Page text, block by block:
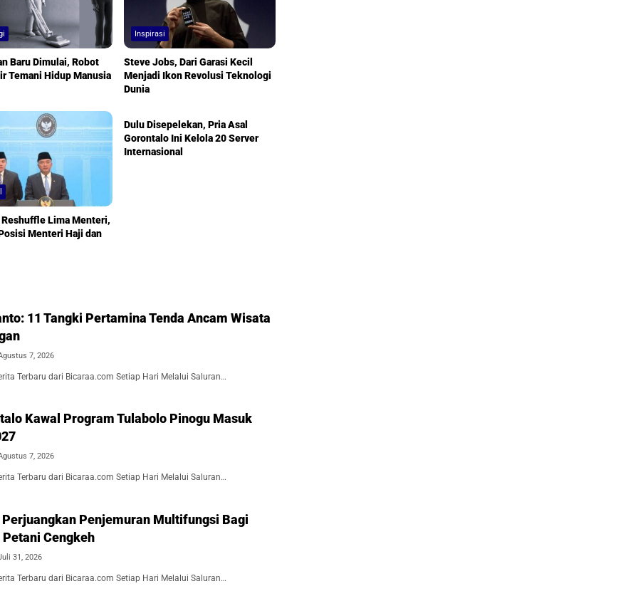
Baru Dimulai, Robot
Temani Hidup Manusia
Inspirasi
Steve Jobs, Dari Garasi Kecil
Menjadi Ikon Revolusi Teknologi
Dunia
Reshuffle Lima Menteri,
Menteri Haji dan
Dulu Disepelekan, Pria Asal
Gorontalo Ini Kelola 20 Server
Internasional
11 Tangki Pertamina Tenda Ancam Wisata
7, 2026
Terbaru dari Bicaraa.com Setiap Hari Melalui Saluran…
Kawal Program Tulabolo Pinogu Masuk
7, 2026
Terbaru dari Bicaraa.com Setiap Hari Melalui Saluran…
Perjuangkan Penjemuran Multifungsi Bagi
Cengkeh
31, 2026
Terbaru dari Bicaraa.com Setiap Hari Melalui Saluran…